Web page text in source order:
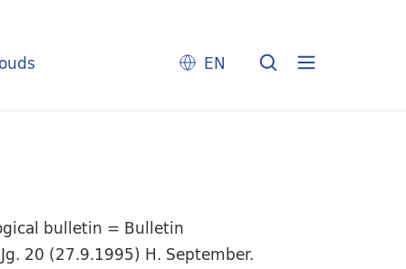
EN
bulletin = Bulletin
20 (27.9.1995) H. September.